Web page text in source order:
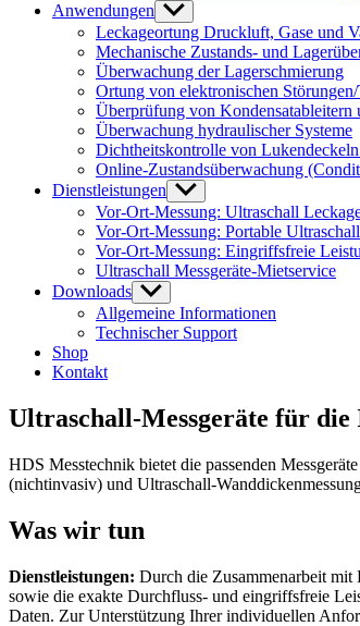
Anwendungen Untermenü
anzeigen
Leckageortung Druckluft, Gase und
Mechanische Zustands- und
Überwachung der Lagerschmierung
Ortung von elektronischen
Überprüfung von Kondensatableitern
Überwachung hydraulischer Systeme
Dichtheitskontrolle von Lukendeckeln
Online-Zustandsüberwachung
Dienstleistungen Untermenü
anzeigen
Vor-Ort-Messung: Ultraschall
Vor-Ort-Messung: Portable
Vor-Ort-Messung: Eingriffsfreie
Ultraschall Messgeräte-Mietservice
Downloads Untermenü
anzeigen
Allgemeine Informationen
Technischer Support
Shop
Kontakt
Ultraschall-Messgeräte für
HDS Messtechnik bietet die passenden
(nichtinvasiv) und Ultraschall-
Was wir tun
Dienstleistungen: Durch die Zusammenarbeit
sowie die exakte Durchfluss- und eingriffsfreie
Daten. Zur Unterstützung Ihrer individuellen